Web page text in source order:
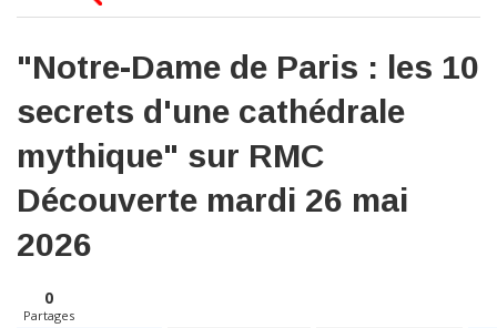
"Notre-Dame de Paris : les 10
secrets d'une cathédrale
mythique" sur RMC
Découverte mardi 26 mai
2026
0
Partages